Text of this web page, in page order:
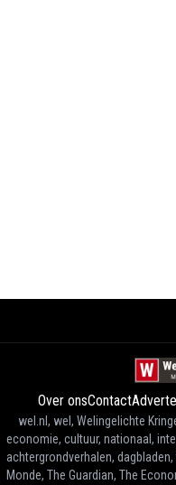
Over onsContact
wel.nl, wel, Welingelichte
economie, cultuur, nationaal,
achtergrondverhalen,
Monde, The Guardian, The